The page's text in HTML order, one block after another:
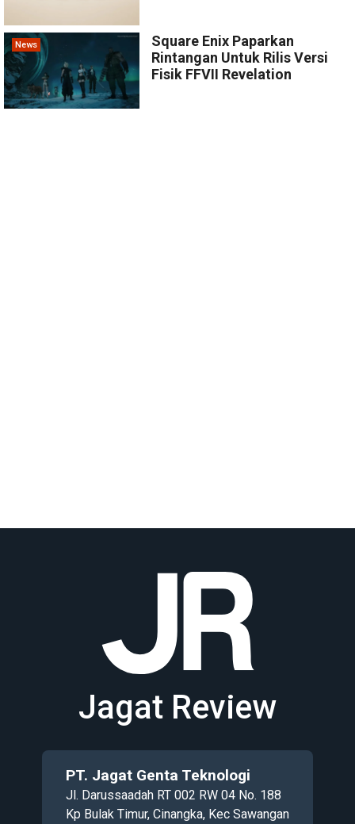
News
Square Enix Paparkan
Rintangan Untuk Rilis Versi
Fisik FFVII Revelation
Jagat Review
PT. Jagat Genta Teknologi
Jl. Darussaadah RT 002 RW 04 No. 188
Kp Bulak Timur, Cinangka, Kec Sawangan